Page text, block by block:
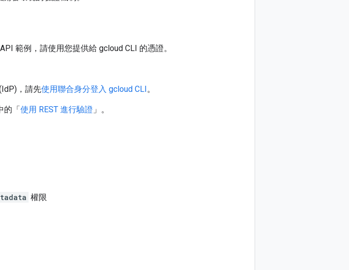
範例，請使用您提供給 gcloud CLI 的憑證。
，請先使用聯合身分登入 gcloud CLI。
的「使用 REST 進行驗證 」。
權限